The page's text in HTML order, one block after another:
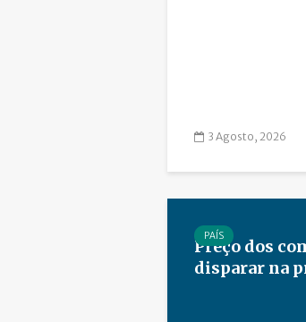
3 Agosto, 2026
PAÍS
Preço dos
disparar na